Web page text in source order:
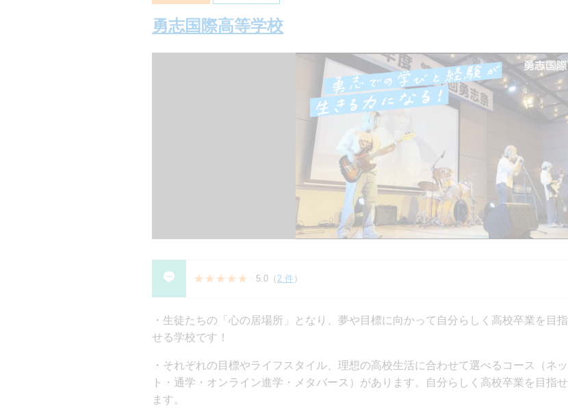
勇志国際高等学校
5.0 （2 件）
生徒たちの「心の居場所」となり、夢や目標に向かって自分らしく高校卒業を目指
せる学校です！
それぞれの目標やライフスタイル、理想の高校生活に合わせて選べるコース（ネッ
ト・通学・オンライン進学・メタバース）があります。自分らしく高校卒業を目指せ
ます。